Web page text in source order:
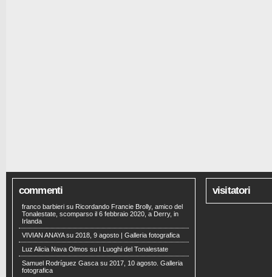
commenti
franco barbieri su Ricordando Francie Brolly, amico del
Tonalestate, scomparso il 6 febbraio 2020, a Derry, in
Irlanda
VIVIAN ANAYAsu 2018, 9 agosto | Galleria fotografica
Luz Alicia Nava Olmos su
I Luoghi del Tonalestate
Samuel Rodríguez Gasca su 2017, 10 agosto. Galleria
fotografica
visitatori